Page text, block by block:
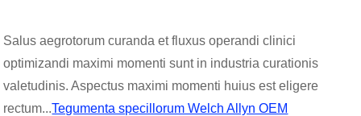
Salus aegrotorum curanda et fluxus operandi clinici
optimizandi maximi momenti sunt in industria curationis
valetudinis. Aspectus maximi momenti huius est eligere
rectum...Tegumenta specillorum Welch Allyn OEM